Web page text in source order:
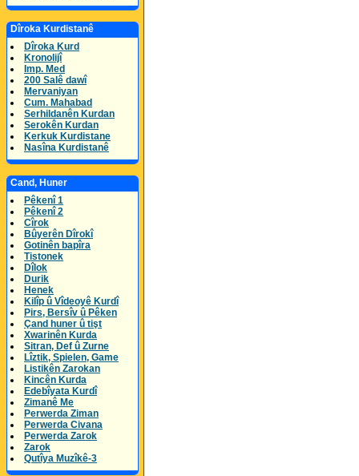
Dîroka Kurdistanê
Dîroka Kurd
Kronolijî
Imp. Med
200 Salê dawî
Mervaniyan
Cum. Mahabad
Serhildanên Kurdan
Serokên Kurdan
Kerkuk Kurdistane
Nasîna Kurdistanê
Cand, Huner
Pêkenî 1
Pêkenî 2
Cîrok
Bûyerên Dîrokî
Gotinên bapîra
Tistonek
Dîlok
Durik
Henek
Kilîp û Vîdeoyê Kurdî
Pirs, Bersîv û Pêken
Çand huner û tişt
Xwarinên Kurda
Sitran, Def û Zurne
Lîztik, Spielen, Game
Listikên Zarokan
Kincên Kurda
Edebîyata Kurdî
Zimanê Me
Perwerda Ziman
Perwerda Civana
Perwerda Zarok
Zarok
Qutîya Muzîkê-3